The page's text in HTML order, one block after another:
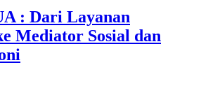
: Dari Layanan
Mediator Sosial dan